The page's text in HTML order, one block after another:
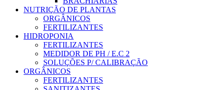
NUTRIÇÃO DE PLANTAS
ORGÂNICOS
FERTILIZANTES
HIDROPONIA
FERTILIZANTES
MEDIDOR DE PH / E.C 2
SOLUÇÕES P/ CALIBRAÇÃO
ORGÂNICOS
FERTILIZANTES